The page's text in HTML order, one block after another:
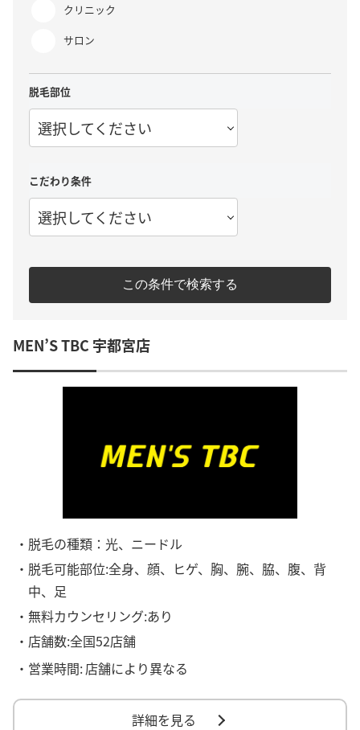
クリニック
サロン
脱毛部位
選択してください
こだわり条件
選択してください
この条件で検索する
MEN’S TBC 宇都宮店
・脱毛の種類：光、ニードル
・脱毛可能部位:全身、顔、ヒゲ、胸、腕、脇、腹、背
中、足
・無料カウンセリング:あり
・店舗数:全国52店舗
・営業時間:店舗により異なる
詳細を見る